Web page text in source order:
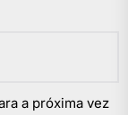
a próxima vez